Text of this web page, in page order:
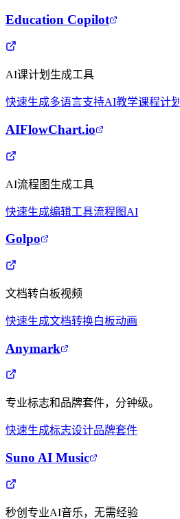
Education Copilot
AI课计划生成工具
快速生成多语言支持AI教学课程计划
AIFlowChart.io
AI流程图生成工具
快速生成编辑工具流程图AI
Golpo
文档转白板视频
快速生成文档转换白板动画
Anymark
专业标志和品牌套件，分钟级。
快速生成标志设计品牌套件
Suno AI Music
秒创专业AI音乐，无需经验